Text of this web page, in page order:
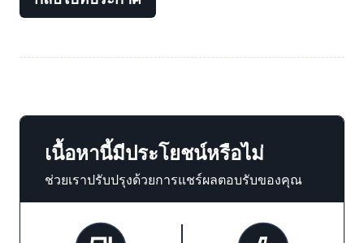
เนื้อหานี้มีประโยชน์หรือไม่
ช่วยเราปรับปรุงด้วยการแชร์ผลตอบรับของคุณ